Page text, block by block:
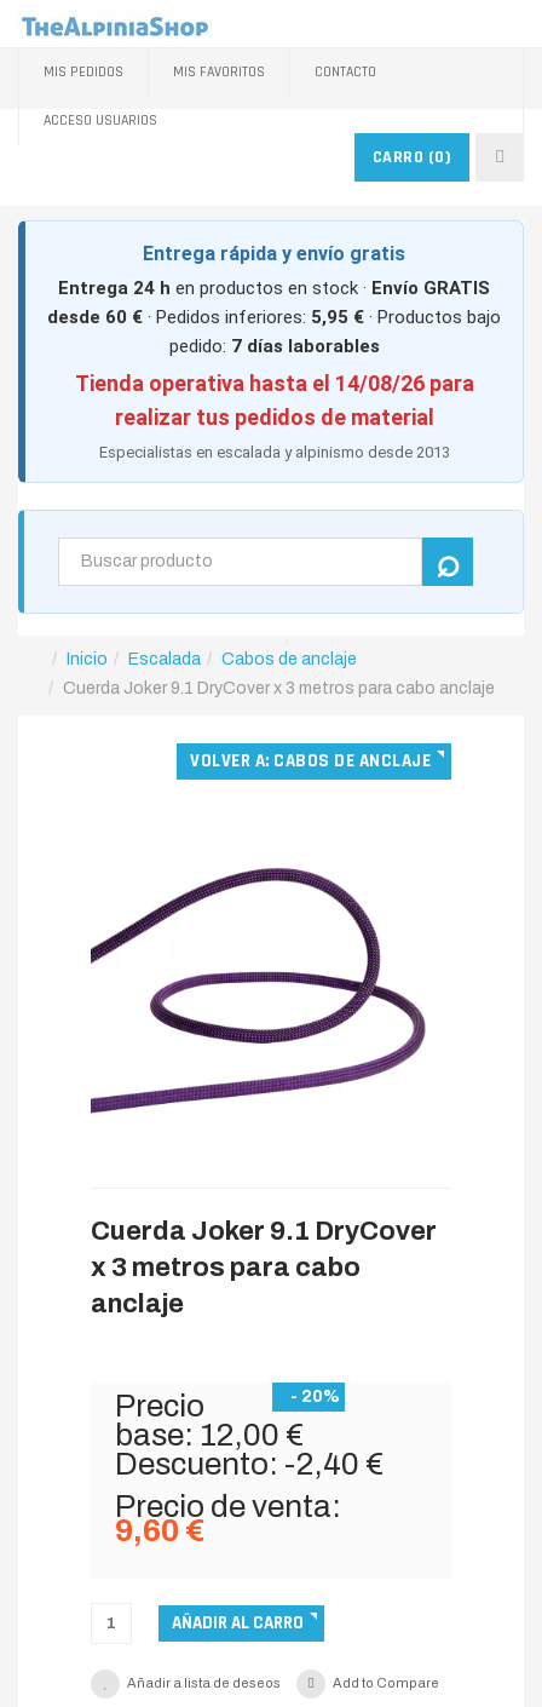
MIS PEDIDOS MIS FAVORITOS CONTACTO
ACCESO USUARIOS
CARRO (0)
Entrega rápida y envío gratis
Entrega 24 h en productos en stock · Envío GRATIS
desde 60 € · Pedidos inferiores: 5,95 € · Productos bajo
pedido: 7 días laborables
Tienda operativa hasta el 14/08/26 para
realizar tus pedidos de material
Especialistas en escalada y alpinismo desde 2013
Inicio Escalada
Cabos de anclaje
Cuerda Joker 9.1 DryCover x 3 metros para cabo anclaje
VOLVER A: CABOS DE ANCLAJE
Cuerda Joker 9.1 DryCover
x 3 metros para cabo
anclaje
- 20%
Precio
base: 12,00 €
Descuento: -2,40 €
Precio de venta:
9,60 €
Añadir a lista de deseos Add to Compare